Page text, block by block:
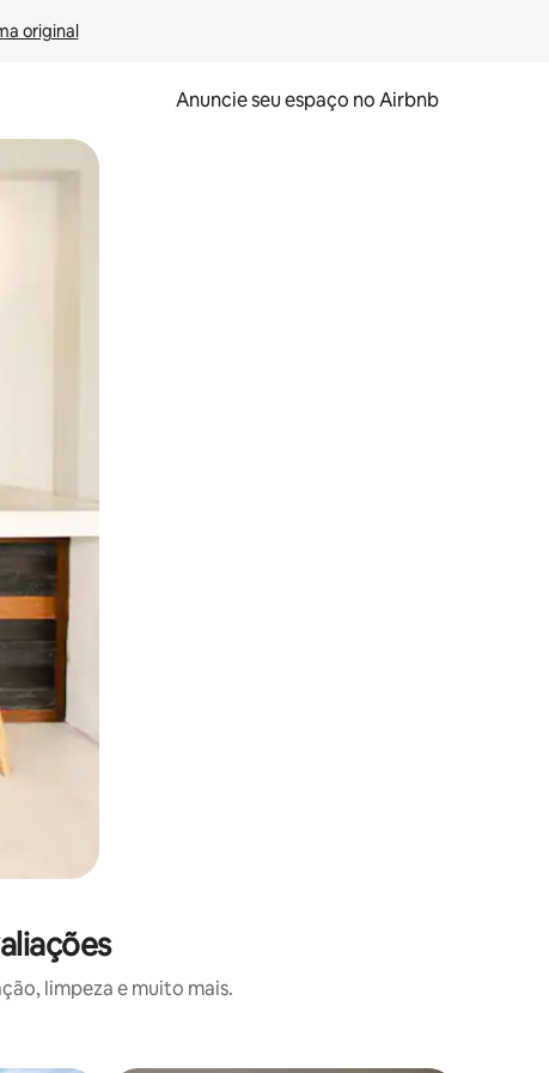
original
Anuncie seu espaço no Airbnb
deslizando o dedo na tela.
limpeza e muito mais.